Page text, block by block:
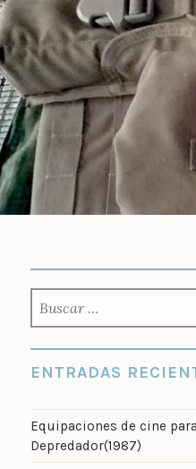
Saltar
al
contenido
ENTRADAS
Equipaciones de cine
Depredador(1987)